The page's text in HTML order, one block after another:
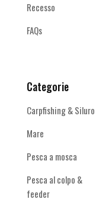
Recesso
FAQs
Categorie
Carpfishing & Siluro
Mare
Pesca a mosca
Pesca al colpo &
feeder